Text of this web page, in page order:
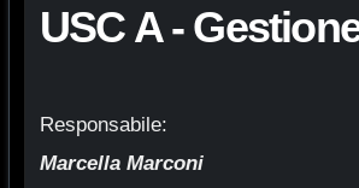
USC A -
Responsabile:
Marcella Marconi